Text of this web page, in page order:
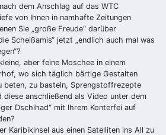
dem Anschlag auf das WTC
von Ihnen in namhafte Zeitungen
Sie „große Freude“ darüber
Scheißamis“ jetzt „endlich auch mal was
aber feine Moschee in einem
wo sich täglich bärtige Gestalten
beten, zu basteln, Sprengstoffrezepte
diese anschließend als Video unter dem
Dschihad“ mit Ihrem Konterfei auf
Karibikinsel aus einen Satelliten ins All zu